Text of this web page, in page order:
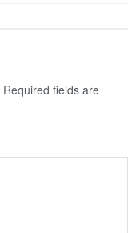
Required fields are